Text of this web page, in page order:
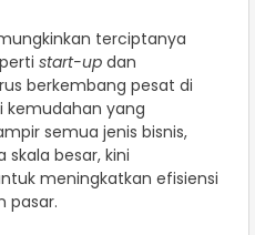
terciptanya
start-up dan
berkembang pesat di
kemudahan yang
semua jenis bisnis,
skala besar, kini
meningkatkan efisiensi
pasar.